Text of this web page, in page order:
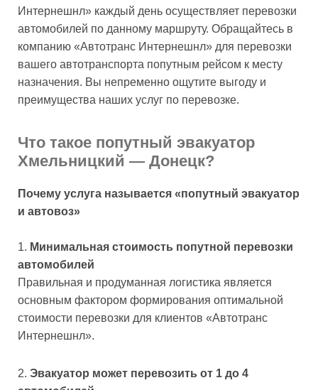
Интернешнл» каждый день осуществляет перевозки
автомобилей по данному маршруту. Обращайтесь в
компанию «Автотранс Интернешнл» для перевозки
вашего автотранспорта попутным рейсом к месту
назначения. Вы непременно ощутите выгоду и
преимущества наших услуг по перевозке.
Что такое попутный эвакуатор
Хмельницкий — Донецк?
Почему услуга называется «попутный эвакуатор
и автовоз»
Минимальная стоимость попутной перевозки
автомобилей
Правильная и продуманная логистика является
основным фактором формирования оптимальной
стоимости перевозки для клиентов «Автотранс
Интернешнл».
Эвакуатор может перевозить от 1 до 4